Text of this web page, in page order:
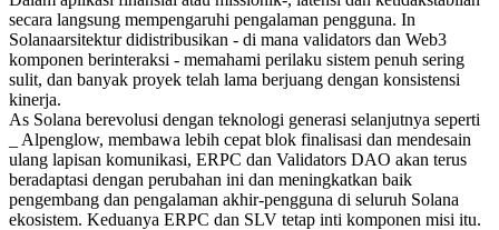
secara langsung mempengaruhi pengalaman pengguna. In
Solanaarsitektur didistribusikan - di mana validators dan Web3
komponen berinteraksi - memahami perilaku sistem penuh sering
sulit, dan banyak proyek telah lama berjuang dengan konsistensi
kinerja.
As Solana berevolusi dengan teknologi generasi selanjutnya seperti
_ Alpenglow, membawa lebih cepat blok finalisasi dan mendesain
ulang lapisan komunikasi, ERPC dan Validators DAO akan terus
beradaptasi dengan perubahan ini dan meningkatkan baik
pengembang dan pengalaman akhir-pengguna di seluruh Solana
ekosistem. Keduanya ERPC dan SLV tetap inti komponen misi itu.